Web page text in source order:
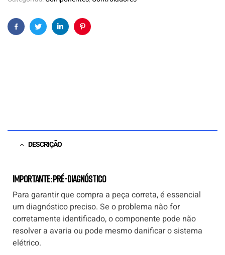
FacebookTwitterLinkedinPinterest
DESCRIÇÃO
Importante: Pré-diagnóstico
Para garantir que compra a peça correta, é essencial
um diagnóstico preciso. Se o problema não for
corretamente identificado, o componente pode não
resolver a avaria ou pode mesmo danificar o sistema
elétrico.